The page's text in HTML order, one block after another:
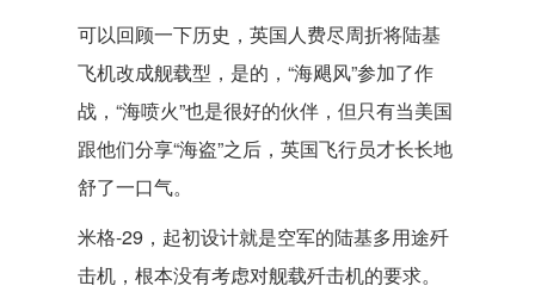
可以回顾一下历史，英国人费尽周折将陆基
飞机改成舰载型，是的，“海飓风”参加了作
战，“海喷火”也是很好的伙伴，但只有当美国
跟他们分享“海盗”之后，英国飞行员才长长地
舒了一口气。
米格-29，起初设计就是空军的陆基多用途歼
击机，根本没有考虑对舰载歼击机的要求。